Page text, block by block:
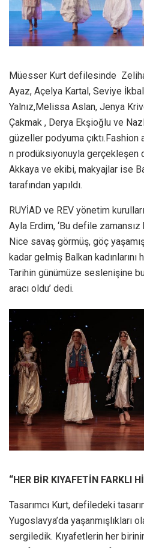
Müesser Kurt defilesinde
Ayaz, Açelya Kartal, Seviye
Yalnız,Melissa Aslan, Jenya
Çakmak , Derya Ekşioğlu ve
güzeller podyuma
n prodüksiyonuyla gerçekleşen
Akkaya ve ekibi, makyajlar ise
tarafından yapıldı.
RUYİAD ve REV yönetim
Ayla Erdim, ‘Bu defile zamansız
Nice savaş görmüş, göç
kadar gelmiş Balkan kadınlarını
Tarihin günümüze seslenişine
aracı oldu’ dedi.
“HER BİR KIYAFETİN FARKLI
Tasarımcı Kurt, defiledeki
Yugoslavya’da yaşanmışlıkları
sergiledik. Kıyafetlerin her